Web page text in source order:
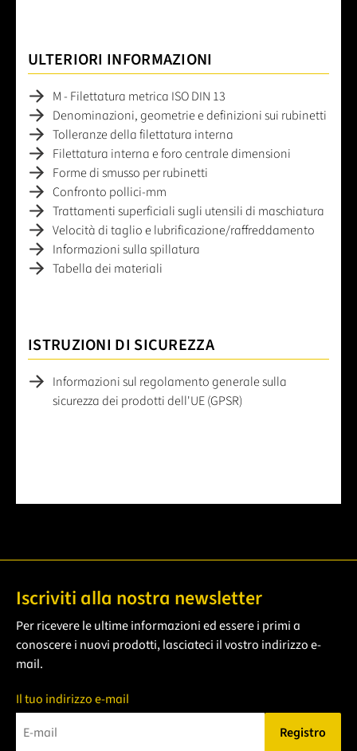
ULTERIORI INFORMAZIONI
M - Filettatura metrica ISO DIN 13
Denominazioni, geometrie e definizioni sui rubinetti
Tolleranze della filettatura interna
Filettatura interna e foro centrale dimensioni
Forme di smusso per rubinetti
Confronto pollici-mm
Trattamenti superficiali sugli utensili di maschiatura
Velocità di taglio e lubrificazione/raffreddamento
Informazioni sulla spillatura
Tabella dei materiali
ISTRUZIONI DI SICUREZZA
Informazioni sul regolamento generale sulla
sicurezza dei prodotti dell'UE (GPSR)
Iscriviti alla nostra newsletter
Per ricevere le ultime informazioni ed essere i primi a
conoscere i nuovi prodotti, lasciateci il vostro indirizzo e-
mail.
Il tuo indirizzo e-mail
Registro